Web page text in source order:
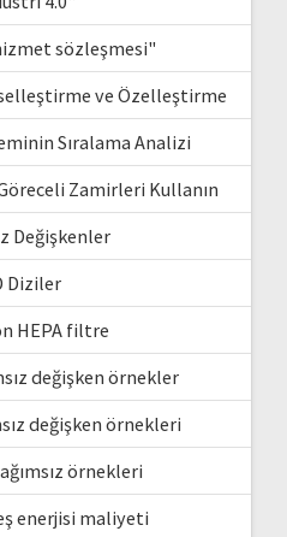
sözleşmesi"
ve Özelleştirme
Sıralama Analizi
Zamirleri Kullanın
Değişkenler
Diziler
HEPA filtre
değişken örnekler
değişken örnekleri
örnekleri
enerjisi maliyeti